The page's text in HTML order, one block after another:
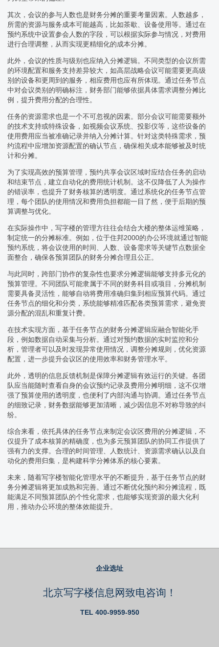
其次，会议的参与人数也是财务分摊的重要考量因素。人数越多，
所需的资源与服务成本可能越高，比如茶歇、设备使用等。通过在
预约系统中设置参会人数的字段，可以根据实际参与情况，对费用
进行合理调整，从而实现更精细化的成本分摊。
此外，会议的性质与级别也应纳入分摊逻辑。不同类型的会议所需
的环境配置和服务支持差异较大，如高层战略会议可能需要更高级
别的设备和更周到的服务，相应费用也应有所体现。通过任务节点
中对会议类别的明确标注，财务部门能够依据具体需求调整分摊比
例，提升费用分配的合理性。
任务的资源需求也是一个不可忽视的因素。部分会议可能需要额外
的技术支持或特殊设备，如视频会议系统、投影仪等，这些设备的
使用费用应当被准确记录并纳入分摊计算。针对这类特殊需求，预
约流程中应增加资源配置的确认节点，确保相关成本能够被及时统
计和分摊。
为了实现高效的预算管理，预约共享会议区域时应结合任务的启动
和结束节点，建立自动化的费用统计机制。这不仅降低了人为操作
的错误率，也提升了财务核算的透明度。通过系统化的任务节点管
理，每个团队的使用情况和费用负担都能一目了然，便于后期的预
算调整与优化。
在实际操作中，写字楼的管理方往往会结合大楼的整体运维策略，
制定统一的分摊标准。例如，位于住邦2000的办公环境就通过智能
预约系统，将会议使用的时间、人数、设备需求等关键节点数据全
面整合，确保各预算团队的财务分摊合理且公正。
与此同时，跨部门协作的复杂性也要求分摊逻辑能够支持多元化的
预算管理。不同团队可能隶属于不同的财务科目或项目，分摊机制
需要具备灵活性，能够自动将费用准确归集到相应预算代码。通过
任务节点的细化和分类，系统能够精准匹配各类预算需求，避免资
源分配的混乱和重复计费。
在技术实现方面，基于任务节点的财务分摊逻辑应融合智能化手
段，例如数据自动采集与分析。通过对预约数据的实时监控和分
析，管理者可以及时发现异常使用情况，调整分摊规则，优化资源
配置，进一步提升会议区的使用效率和财务管理水平。
此外，透明的信息反馈机制是保障分摊逻辑有效运行的关键。各团
队应当能随时查看自身的会议预约记录及费用分摊明细，这不仅增
强了预算使用的透明度，也便利了内部沟通与协调。通过任务节点
的细致记录，财务数据能够更加清晰，减少因信息不对称导致的纠
纷。
综合来看，依托具体的任务节点来制定会议区费用的分摊逻辑，不
仅提升了成本核算的精确度，也为多元预算团队的协同工作提供了
强有力的支撑。合理的时间管理、人数统计、资源需求确认以及自
动化的费用归集，是构建科学分摊体系的核心要素。
未来，随着写字楼智能化管理水平的不断提升，基于任务节点的财
务分摊逻辑将更加成熟和完善。通过不断优化预约和分摊流程，既
能满足不同预算团队的个性化需求，也能够实现资源的最大化利
用，推动办公环境的整体效能提升。
企业选址
北京写字楼信息网致电咨询！
TEL 400-9959-950